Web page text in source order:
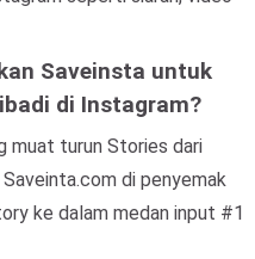
Saveinsta untuk
di Instagram?
muat turun Stories dari
di penyemak
ke dalam medan input #1